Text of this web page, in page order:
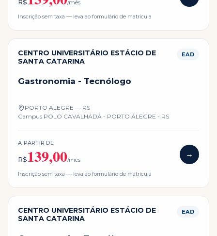
R$ /mês
Inscrição sem taxa — leva ao formulário de matrícula
CENTRO UNIVERSITÁRIO ESTÁCIO DE
SANTA CATARINA
EAD
Gastronomia - Tecnólogo
PORTO ALEGRE — RS
Campus POLO CAVALHADA - PORTO ALEGRE - RS
A PARTIR DE
R$139,00/mês
→
Inscrição sem taxa — leva ao formulário de matrícula
CENTRO UNIVERSITÁRIO ESTÁCIO DE
SANTA CATARINA
EAD